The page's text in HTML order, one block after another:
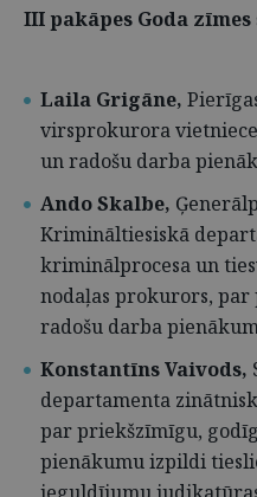
III pakāpes Goda
Laila Grigāne,
virsprokurora vietniece
un radošu darba
Ando Skalbe,
Krimināltiesiskā
kriminālprocesa un
nodaļas prokurors, par
radošu darba
Konstantīns Vaivods,
departamenta
par priekšzīmīgu,
pienākumu izpildi